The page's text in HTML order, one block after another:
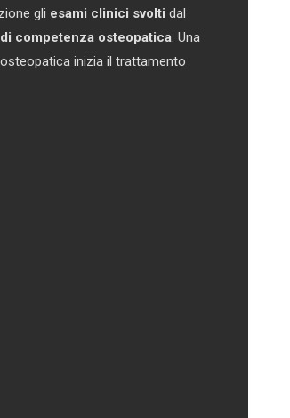
gli esami clinici svolti dal
competenza osteopatica. Una
inizia il trattamento